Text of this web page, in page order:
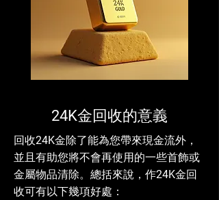
24K金回收的意義
回收24K金除了能為您帶來現金流外，
並且有助您將不會再使用的一些首飾或
金屬物品清除。總括來說，作24K金回
收可有以下幾項好處：